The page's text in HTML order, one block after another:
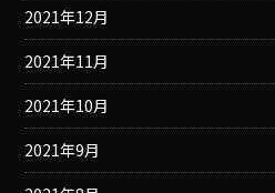
2021年12月
2021年11月
2021年10月
2021年9月